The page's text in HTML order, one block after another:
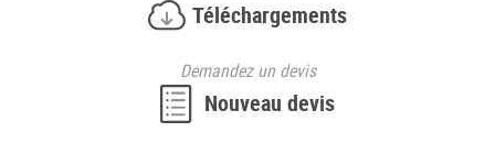
Téléchargements
Demandezun devis
Nouveau devis